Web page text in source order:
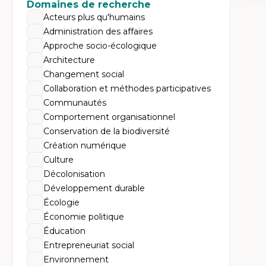
Domaines de recherche
Acteurs plus qu'humains
Administration des affaires
Approche socio-écologique
Architecture
Changement social
Collaboration et méthodes participatives
Communautés
Comportement organisationnel
Conservation de la biodiversité
Création numérique
Culture
Décolonisation
Développement durable
Écologie
Économie politique
Éducation
Entrepreneuriat social
Environnement